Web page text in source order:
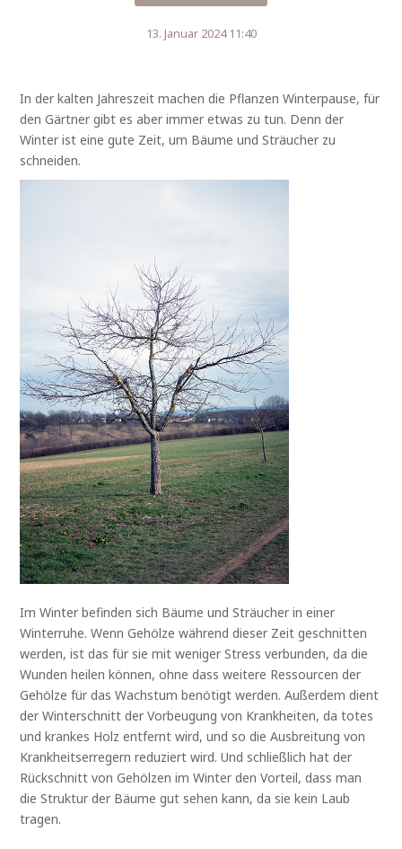
13. Januar 2024 11:40
In der kalten Jahreszeit machen die Pflanzen Winterpause, für
den Gärtner gibt es aber immer etwas zu tun. Denn der
Winter ist eine gute Zeit, um Bäume und Sträucher zu
schneiden.
Im Winter befinden sich Bäume und Sträucher in einer
Winterruhe. Wenn Gehölze während dieser Zeit geschnitten
werden, ist das für sie mit weniger Stress verbunden, da die
Wunden heilen können, ohne dass weitere Ressourcen der
Gehölze für das Wachstum benötigt werden. Außerdem dient
der Winterschnitt der Vorbeugung von Krankheiten, da totes
und krankes Holz entfernt wird, und so die Ausbreitung von
Krankheitserregern reduziert wird. Und schließlich hat der
Rückschnitt von Gehölzen im Winter den Vorteil, dass man
die Struktur der Bäume gut sehen kann, da sie kein Laub
tragen.